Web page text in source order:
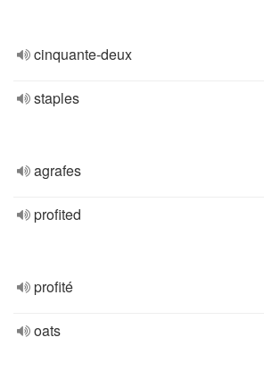
cinquante-deux
staples
agrafes
profited
profité
oats